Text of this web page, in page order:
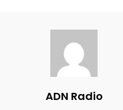
ADN Radio